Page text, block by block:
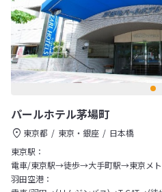
パールホテル茅場町
東京都 東京・銀座
日本橋
東京駅：
電車/東京駅→徒歩→大手町駅→東京メ
羽田空港：